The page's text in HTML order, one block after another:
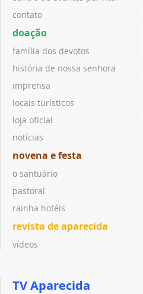
contato
doação
família dos devotos
história de nossa senhora
imprensa
locais turísticos
loja oficial
notícias
novena e festa
o santuário
pastoral
rainha hotéis
revista de aparecida
vídeos
TV Aparecida